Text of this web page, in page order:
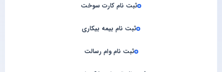
ثبت نام کارت سوخت
ثبت نام بیمه بیکاری
ثبت نام وام رسالت